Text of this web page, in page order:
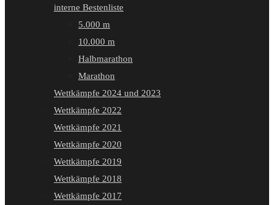
interne Bestenliste
5.000 m
10.000 m
Halbmarathon
Marathon
Wettkämpfe 2024 und 2023
Wettkämpfe 2022
Wettkämpfe 2021
Wettkämpfe 2020
Wettkämpfe 2019
Wettkämpfe 2018
Wettkämpfe 2017